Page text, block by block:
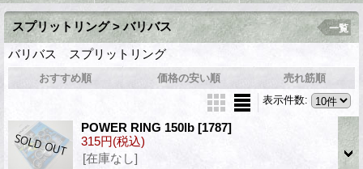
スプリットリング > バリバス
バリバス スプリットリング
一覧
おすすめ順 価格の安い順
売れ筋順
表示件数:
POWER RING 150lb [1787]
315円(税込)
[在庫なし]